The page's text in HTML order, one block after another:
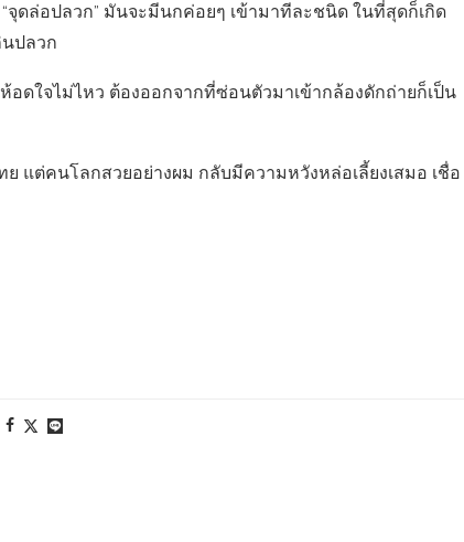
ดล่อปลวก” มันจะมีนกค่อยๆ เข้ามาทีละชนิด ในที่สุดก็เกิด
ปลวก
อดใจไม่ไหว ต้องออกจากที่ซ่อนตัวมาเข้ากล้องดักถ่ายก็เป็น
แต่คนโลกสวยอย่างผม กลับมีความหวังหล่อเลี้ยงเสมอ เชื่อ